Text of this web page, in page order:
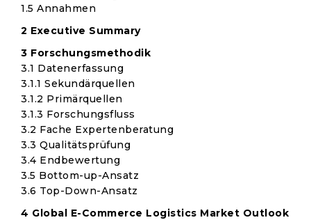
1.5 Annahmen
2 Executive Summary
3 Forschungsmethodik
3.1 Datenerfassung
3.1.1 Sekundärquellen
3.1.2 Primärquellen
3.1.3 Forschungsfluss
3.2 Fache Expertenberatung
3.3 Qualitätsprüfung
3.4 Endbewertung
3.5 Bottom-up-Ansatz
3.6 Top-Down-Ansatz
4 Global E-Commerce Logistics Market Outlook